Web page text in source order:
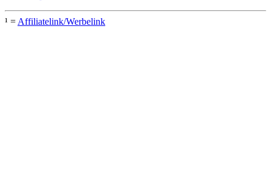
¹ = Affiliatelink/Werbelink